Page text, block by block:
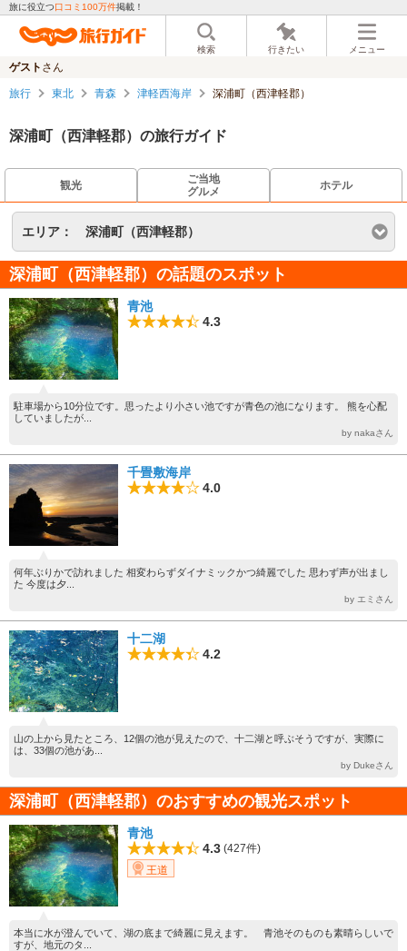
旅に役立つ口コミ100万件掲載！
検索 行きたい メニュー
ゲスト さん
旅行 東北 青森 津軽西海岸 深浦町（西津軽郡）
深浦町（西津軽郡）の旅行ガイド
観光
ご当地
グルメ
ホテル
エリア： 深浦町（西津軽郡）
深浦町（西津軽郡）の話題のスポット
青池
4.3
駐車場から10分位です。思ったより小さい池ですが青色の池になります。 熊を心配
していましたが...
by nakaさん
千畳敷海岸
4.0
何年ぶりかで訪れました 相変わらずダイナミックかつ綺麗でした 思わず声が出まし
た 今度は夕...
by エミさん
十二湖
4.2
山の上から見たところ、12個の池が見えたので、十二湖と呼ぶそうですが、実際に
は、33個の池があ...
by Dukeさん
深浦町（西津軽郡）のおすすめの観光スポット
青池
4.3 (427件)
王道
本当に水が澄んでいて、湖の底まで綺麗に見えます。 青池そのものも素晴らしいで
すが、地元のタ...